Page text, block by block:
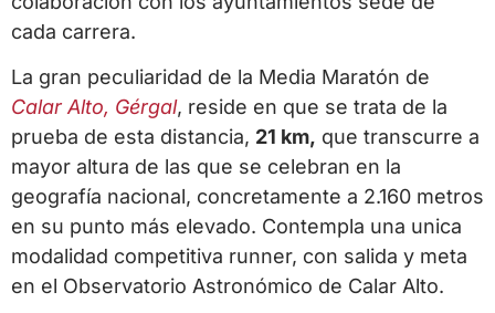
cada carrera.
La gran peculiaridad de la Media Maratón de
Calar Alto, Gérgal, reside en que se trata de la
prueba de esta distancia, 21 km, que transcurre a
mayor altura de las que se celebran en la
geografía nacional, concretamente a 2.160 metros
en su punto más elevado. Contempla una unica
modalidad competitiva runner, con salida y meta
en el Observatorio Astronómico de Calar Alto.